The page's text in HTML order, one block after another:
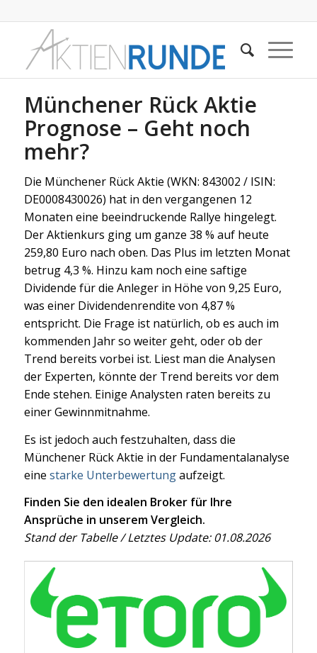
Münchener Rück Aktie
Prognose – Geht noch
mehr?
Die Münchener Rück Aktie (WKN: 843002 / ISIN:
DE0008430026) hat in den vergangenen 12
Monaten eine beeindruckende Rallye hingelegt.
Der Aktienkurs ging um ganze 38 % auf heute
259,80 Euro nach oben. Das Plus im letzten Monat
betrug 4,3 %. Hinzu kam noch eine saftige
Dividende für die Anleger in Höhe von 9,25 Euro,
was einer Dividendenrendite von 4,87 %
entspricht. Die Frage ist natürlich, ob es auch im
kommenden Jahr so weiter geht, oder ob der
Trend bereits vorbei ist. Liest man die Analysen
der Experten, könnte der Trend bereits vor dem
Ende stehen. Einige Analysten raten bereits zu
einer Gewinnmitnahme.
Es ist jedoch auch festzuhalten, dass die
Münchener Rück Aktie in der Fundamentalanalyse
eine starke Unterbewertungaufzeigt.
Finden Sie den idealen Broker für Ihre
Ansprüche in unserem Vergleich.
Stand der Tabelle / Letztes Update: 01.08.2026